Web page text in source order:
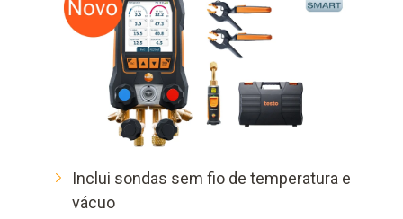
Inclui sondas sem fio de temperatura e
vácuo